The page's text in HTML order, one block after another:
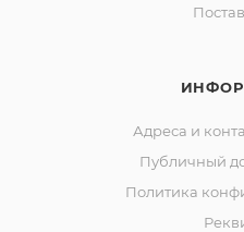
Адреса и
Публичный
Политика